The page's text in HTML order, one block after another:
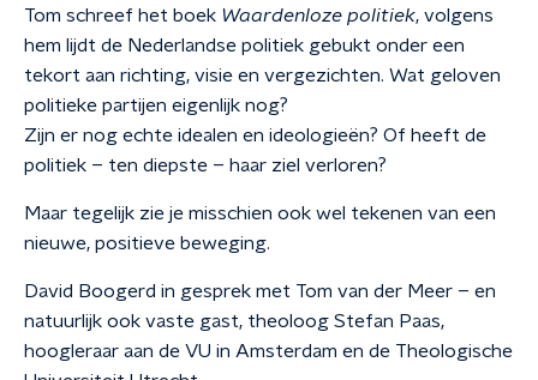
Tom schreef het boek Waardenloze politiek, volgens
hem lijdt de Nederlandse politiek gebukt onder een
tekort aan richting, visie en vergezichten. Wat geloven
politieke partijen eigenlijk nog?
Zijn er nog echte idealen en ideologieën? Of heeft de
politiek – ten diepste – haar ziel verloren?
Maar tegelijk zie je misschien ook wel tekenen van een
nieuwe, positieve beweging.
David Boogerd in gesprek met Tom van der Meer – en
natuurlijk ook vaste gast, theoloog Stefan Paas,
hoogleraar aan de VU in Amsterdam en de Theologische